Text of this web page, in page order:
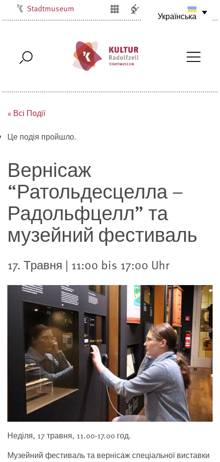
Musikschule
Stadtmuseum
Stadtbibliothek
Villa Bosch
Українська
« Всі Події
Це подія пройшло.
Вернісаж
“Ратольдесцелла –
Радольфцелл” та
музейний фестиваль
17. Травня | 11:00 bis 17:00 Uhr
Неділя, 17 травня, 11.00-17.00 год.
Музейний фестиваль та вернісаж спеціальної виставки